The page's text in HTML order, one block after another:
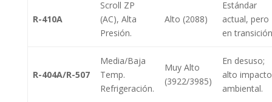
R-410A
Scroll ZP
(AC), Alta
Presión.
Alto (2088)
Estándar
actual, pero
en
R-404A/R-507
Media/Baja
Temp.
Refrigeración.
Muy Alto
(3922/3985)
En desuso;
alto impacto
ambiental.